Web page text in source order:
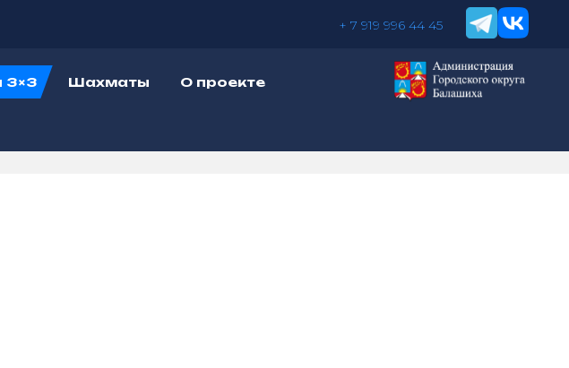
+ 7 919 996 44 45
3×3 Шахматы О проекте